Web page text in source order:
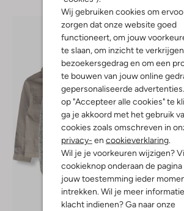
Wij gebruiken cookies om
zorgen dat onze website goed
functioneert, om jouw
te slaan, om inzicht te
bezoekersgedrag en om een
te bouwen van jouw online
gepersonaliseerde
op "Accepteer alle cookies" te
ga je akkoord met het gebruik
cookies zoals omschreven in
privacy- en cookieverklaring
Wil je je voorkeuren wijzigen?
cookieknop onderaan de
jouw toestemming ieder
intrekken. Wil je meer
klacht indienen? Ga naar onze